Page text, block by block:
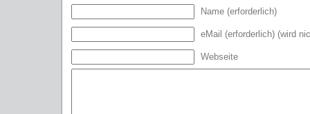
Name (erforderlich)
eMail (erforderlich) (wird
Webseite